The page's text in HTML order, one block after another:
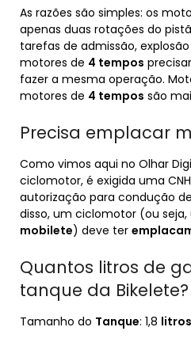
As razões são simples: os
apenas duas rotações do
tarefas de admissão,
motores de 4 tempos
fazer a mesma operação.
motores de 4 tempos são
Precisa emplacar
Como vimos aqui no Olhar
ciclomotor, é exigida uma
autorização para condução
disso, um ciclomotor (ou
mobilete) deve ter
Quantos litros de
tanque da Bikelete?
Tamanho do Tanque: 1,8 litros